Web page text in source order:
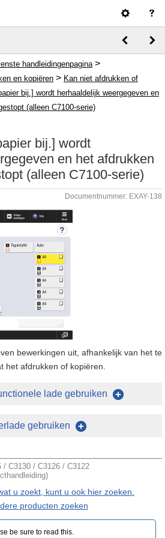
handleidingenpagina >
en kopiëren > Kan niet afdrukken of
bij.] wordt herhaaldelijk weergegeven en
(alleen C7100-serie)
bij.] wordt
en het afdrukken
(alleen C7100-serie)
Documentnummer: EXAY-138
bewerkingen uit, afhankelijk van het te
het afdrukken of kopiëren.
lade gebruiken
gebruiken
/ C3130 / C3126 / C3122
u zoekt, kunt u ook hier zoeken.
producten zoeken
be sure to read this.‎